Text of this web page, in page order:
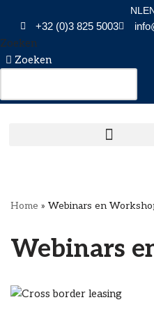
Ga
naar
de
NL
+32 (0)3 825 5003
Zoeken
Zoeken
Home » Webinars en
Webinars